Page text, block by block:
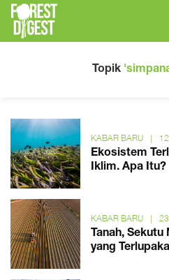
Topik
KABAR BARU |
Ekosistem
Iklim. Apa Itu?
KABAR BARU |
Tanah,
yang